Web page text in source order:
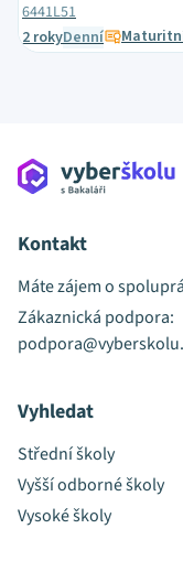
6441L51
2 rokyDenní
Kontakt
Máte zájem o
Zákaznická podpora:
Vyhledat
Střední školy
Vyšší odborné školy
Vysoké školy